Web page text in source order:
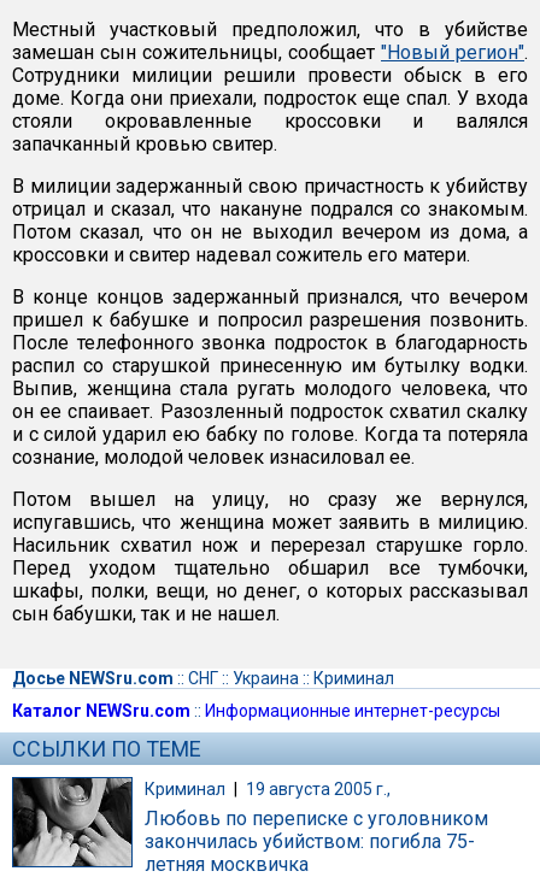
Местный участковый предположил, что в убийстве
замешан сын сожительницы, сообщает "Новый регион".
Сотрудники милиции решили провести обыск в его
доме. Когда они приехали, подросток еще спал. У входа
стояли окровавленные кроссовки и валялся
запачканный кровью свитер.
В милиции задержанный свою причастность к убийству
отрицал и сказал, что накануне подрался со знакомым.
Потом сказал, что он не выходил вечером из дома, а
кроссовки и свитер надевал сожитель его матери.
В конце концов задержанный признался, что вечером
пришел к бабушке и попросил разрешения позвонить.
После телефонного звонка подросток в благодарность
распил со старушкой принесенную им бутылку водки.
Выпив, женщина стала ругать молодого человека, что
он ее спаивает. Разозленный подросток схватил скалку
и с силой ударил ею бабку по голове. Когда та потеряла
сознание, молодой человек изнасиловал ее.
Потом вышел на улицу, но сразу же вернулся,
испугавшись, что женщина может заявить в милицию.
Насильник схватил нож и перерезал старушке горло.
Перед уходом тщательно обшарил все тумбочки,
шкафы, полки, вещи, но денег, о которых рассказывал
сын бабушки, так и не нашел.
Досье NEWSru.com :: СНГ:: Украина :: Криминал
Каталог NEWSru.com :: Информационные интернет-ресурсы
ССЫЛКИ ПО ТЕМЕ
Криминал | 19 августа 2005 г.,
Любовь по переписке с уголовником
закончилась убийством: погибла 75-
летняя москвичка